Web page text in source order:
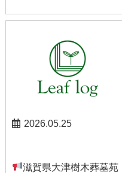
2026.05.25
滋賀県大津樹木葬墓苑